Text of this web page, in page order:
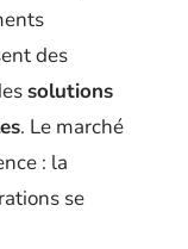
des
solutions
. Le marché
: la
se